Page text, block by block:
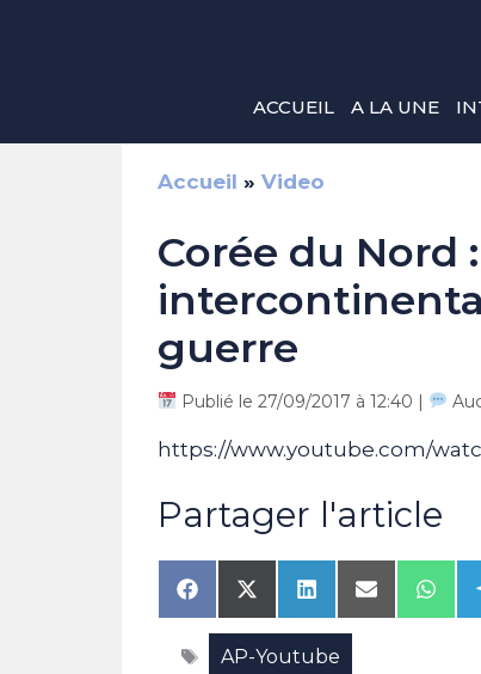
ACCUEIL A LA UNE
Accueil » Video
Corée du Nord
guerre
Publié le 27/09/2017 à 12:40 |
https://www.youtube.com/
Partager l'article
Share
on
Facebook
Share
on
X
(Twitter)
Share
on
LinkedIn
Share
on
on
Étiquettes
AP-Youtube